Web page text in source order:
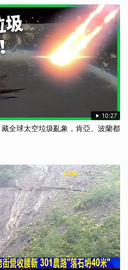
10:27
全球太空垃圾亂象，肯亞、波蘭都